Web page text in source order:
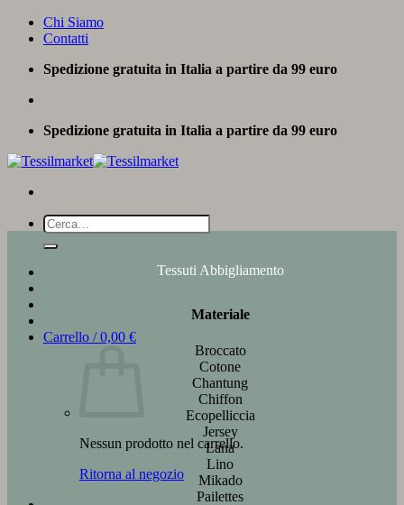
Salta
Chi Siamo
Contatti
Spedizione gratuita in Italia a partire da 99 euro
Spedizione gratuita in Italia a partire da 99 euro
Cerca:
Carrello /0,00 €
Nessun prodotto nel carrello.
Ritorna al negozio
Tessuti Abbigliamento
Materiale
Broccato
Cotone
Chantung
Chiffon
Ecopelliccia
Jersey
Lana
Lino
Mikado
Pailettes